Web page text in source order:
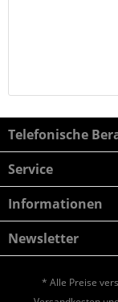
Telefonische
Service
Informationen
Newsletter
* Alle Preise